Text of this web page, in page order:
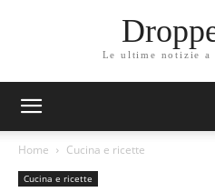
Le ultime notizie
Home Cucina e ricette
Cucina e ricette